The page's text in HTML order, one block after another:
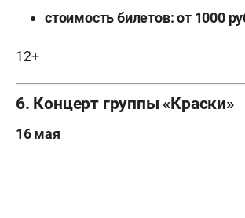
стоимость билетов: от 1000
12+
6. Концерт группы «Краски»
16 мая